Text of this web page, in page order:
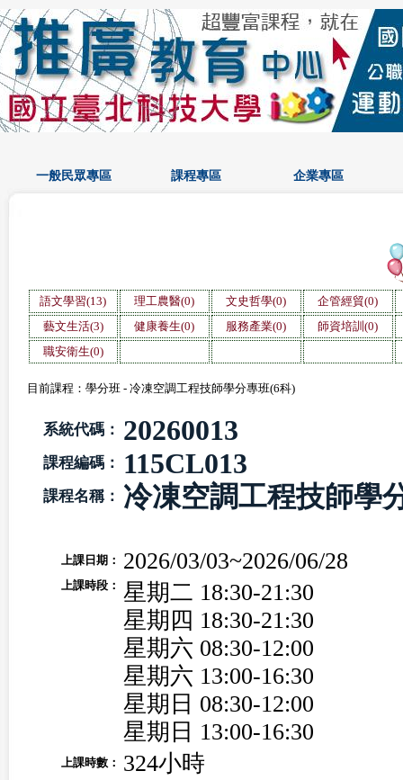
一般民眾專區 課程專區 企業專區
語文學習(13) 理工農醫(0) 文史哲學(0)
企管經貿(0)
藝文生活(3)
健康養生(0) 服務產業(0)
師資培訓(0)
職安衛生(0)
目前課程：學分班 - 冷凍空調工程技師學分專班(6科)
系統代碼： 20260013
課程編碼： 115CL013
課程名稱： 冷凍空調工程技師學
上課日期： 2026/03/03~2026/06/28
上課時段： 星期二 18:30-21:30
星期四 18:30-21:30
星期六 08:30-12:00
星期六 13:00-16:30
星期日 08:30-12:00
星期日 13:00-16:30
上課時數： 324小時